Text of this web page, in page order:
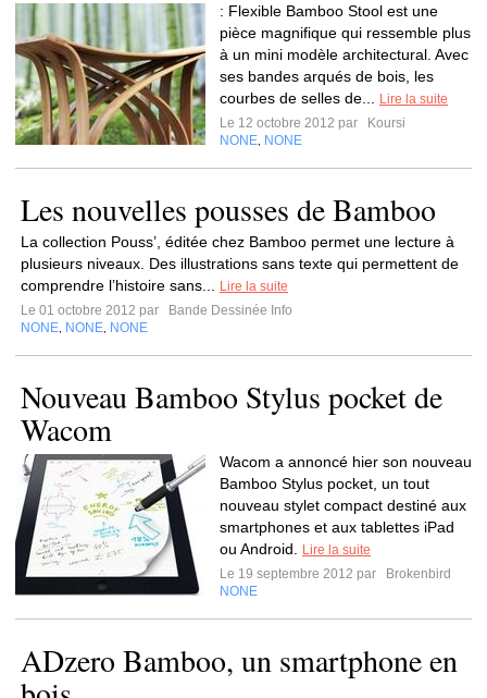
: Flexible Bamboo Stool est une
pièce magnifique qui ressemble plus
à un mini modèle architectural. Avec
ses bandes arqués de bois, les
courbes de selles de...
Lire la suite
Le 12 octobre 2012 par
Koursi
NONE NONE
Les nouvelles pousses de Bamboo
La collection Pouss’, éditée chez Bamboo permet une lecture à
plusieurs niveaux. Des illustrations sans texte qui permettent de
comprendre l’histoire sans...
Lire la suite
Le 01 octobre 2012 par
Bande Dessinée Info
NONE NONE NONE
Nouveau Bamboo Stylus pocket de
Wacom
Wacom a annoncé hier son nouveau
Bamboo Stylus pocket, un tout
nouveau stylet compact destiné aux
smartphones et aux tablettes iPad
ou Android.
Lire la suite
Le 19 septembre 2012 par
Brokenbird
NONE
ADzero Bamboo, un smartphone en